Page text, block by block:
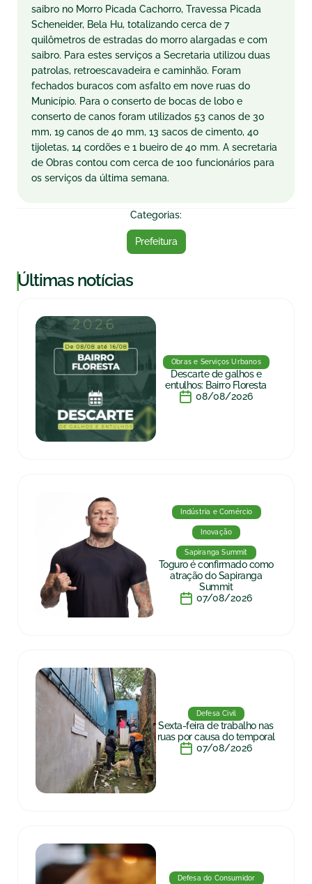
saibro no Morro Picada Cachorro, Travessa Picada
Scheneider, Bela Hu, totalizando cerca de 7
quilômetros de estradas do morro alargadas e com
saibro. Para estes serviços a Secretaria utilizou duas
patrolas, retroescavadeira e caminhão. Foram
fechados buracos com asfalto em nove ruas do
Município. Para o conserto de bocas de lobo e
conserto de canos foram utilizados 53 canos de 30
mm, 19 canos de 40 mm, 13 sacos de cimento, 40
tijoletas, 14 cordões e 1 bueiro de 40 mm. A secretaria
de Obras contou com cerca de 100 funcionários para
os serviços da última semana.
Categorias:
Prefeitura
|Últimas notícias
Obras e Serviços Urbanos
Descarte de galhos e
entulhos: Bairro Floresta
08/08/2026
Indústria e Comércio
Inovação
Sapiranga Summit
Toguro é confirmado como
atração do Sapiranga
Summit
07/08/2026
Defesa Civil
Sexta-feira de trabalho nas
ruas por causa do temporal
07/08/2026
Defesa do Consumidor